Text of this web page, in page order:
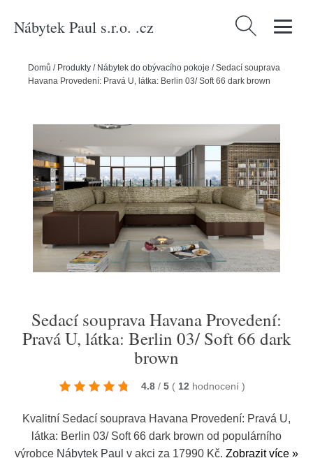
Nábytek Paul s.r.o. .cz Vyhledávání
Domů / Produkty / Nábytek do obývacího pokoje /Sedací souprava
Havana Provedení: Pravá U, látka: Berlin 03/ Soft 66 dark brown
Sedací souprava Havana Provedení:
Pravá U, látka: Berlin 03/ Soft 66 dark
brown
4.8 / 5 ( 12 hodnocení )
Kvalitní Sedací souprava Havana Provedení: Pravá U,
látka: Berlin 03/ Soft 66 dark brown od populárního
výrobce Nábytek Paul v akci za 17990 Kč. Zobrazit více »